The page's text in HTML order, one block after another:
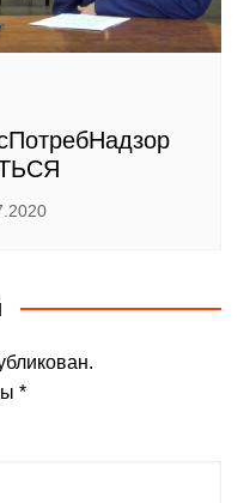
*